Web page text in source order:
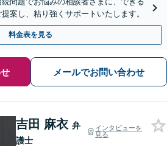
案し、粘り強くサポートいたします。
料金表を見る
メールでお問い合わせ
吉田 麻衣 弁
護士
インタビューを
見る